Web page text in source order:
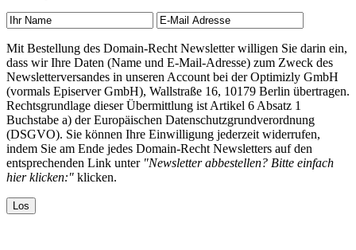
Mit Bestellung des Domain-Recht Newsletter willigen Sie darin ein,
dass wir Ihre Daten (Name und E-Mail-Adresse) zum Zweck des
Newsletterversandes in unseren Account bei der Optimizly GmbH
(vormals Episerver GmbH), Wallstraße 16, 10179 Berlin übertragen.
Rechtsgrundlage dieser Übermittlung ist Artikel 6 Absatz 1
Buchstabe a) der Europäischen Datenschutzgrundverordnung
(DSGVO). Sie können Ihre Einwilligung jederzeit widerrufen,
indem Sie am Ende jedes Domain-Recht Newsletters auf den
entsprechenden Link unter "Newsletter abbestellen? Bitte einfach
hier klicken:" klicken.